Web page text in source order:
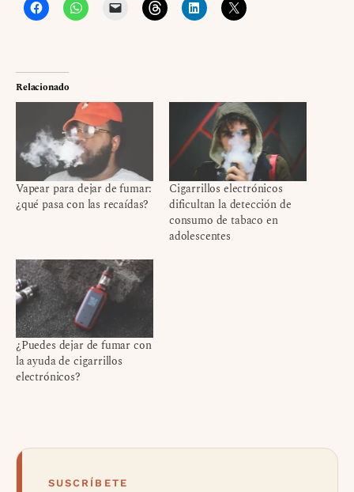
Relacionado
Vapear para dejar de fumar:
¿qué pasa con las recaídas?
Cigarrillos electrónicos
dificultan la detección de
consumo de tabaco en
adolescentes
¿Puedes dejar de fumar con
la ayuda de cigarrillos
electrónicos?
SUSCRÍBETE